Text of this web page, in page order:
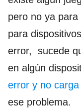
pero no ya
para
error, sucede
en algún
error y no carga
ese problema.